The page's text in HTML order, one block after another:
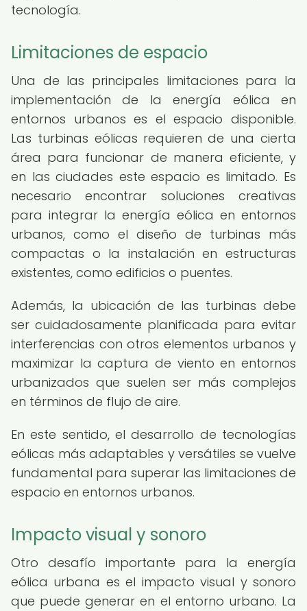
tecnología.
Limitaciones de espacio
Una de las principales limitaciones para la
implementación de la energía eólica en
entornos urbanos es el espacio disponible.
Las turbinas eólicas requieren de una cierta
área para funcionar de manera eficiente, y
en las ciudades este espacio es limitado. Es
necesario encontrar soluciones creativas
para integrar la energía eólica en entornos
urbanos, como el diseño de turbinas más
compactas o la instalación en estructuras
existentes, como edificios o puentes.
Además, la ubicación de las turbinas debe
ser cuidadosamente planificada para evitar
interferencias con otros elementos urbanos y
maximizar la captura de viento en entornos
urbanizados que suelen ser más complejos
en términos de flujo de aire.
En este sentido, el desarrollo de tecnologías
eólicas más adaptables y versátiles se vuelve
fundamental para superar las limitaciones de
espacio en entornos urbanos.
Impacto visual y sonoro
Otro desafío importante para la energía
eólica urbana es el impacto visual y sonoro
que puede generar en el entorno urbano. La